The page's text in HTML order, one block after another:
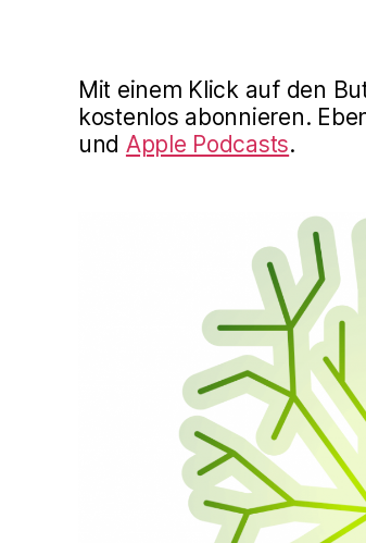
Mit einem Klick auf den
kostenlos abonnieren.
und Apple Podcasts.